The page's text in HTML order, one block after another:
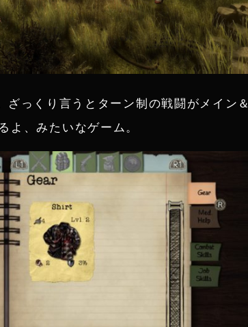
っくり言うとターン制の戦闘がメイン＆
よ、みたいなゲーム。